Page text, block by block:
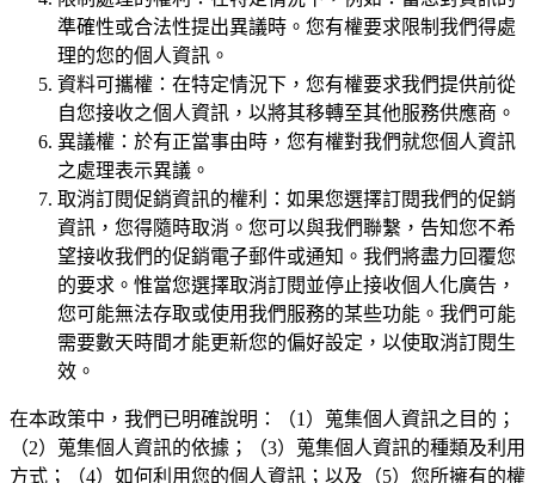
準確性或合法性提出異議時。您有權要求限制我們得處
理的您的個人資訊。
資料可攜權：在特定情況下，您有權要求我們提供前從
自您接收之個人資訊，以將其移轉至其他服務供應商。
異議權：於有正當事由時，您有權對我們就您個人資訊
之處理表示異議。
取消訂閱促銷資訊的權利：如果您選擇訂閱我們的促銷
資訊，您得隨時取消。您可以與我們聯繫，告知您不希
望接收我們的促銷電子郵件或通知。我們將盡力回覆您
的要求。惟當您選擇取消訂閱並停止接收個人化廣告，
您可能無法存取或使用我們服務的某些功能。我們可能
需要數天時間才能更新您的偏好設定，以使取消訂閱生
效。
在本政策中，我們已明確說明：（1）蒐集個人資訊之目的；
（2）蒐集個人資訊的依據；（3）蒐集個人資訊的種類及利用
方式；（4）如何利用您的個人資訊；以及（5）您所擁有的權